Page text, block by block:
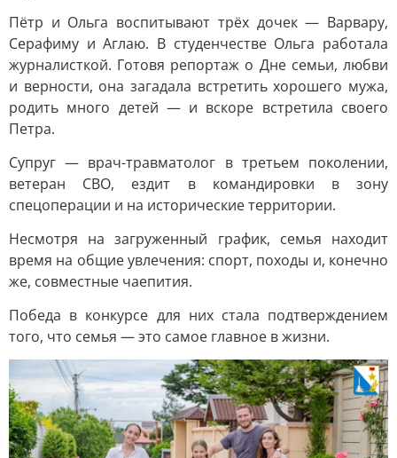
Пётр и Ольга воспитывают трёх дочек — Варвару,
Серафиму и Аглаю. В студенчестве Ольга работала
журналисткой. Готовя репортаж о Дне семьи, любви
и верности, она загадала встретить хорошего мужа,
родить много детей — и вскоре встретила своего
Петра.
Супруг — врач-травматолог в третьем поколении,
ветеран СВО, ездит в командировки в зону
спецоперации и на исторические территории.
Несмотря на загруженный график, семья находит
время на общие увлечения: спорт, походы и, конечно
же, совместные чаепития.
Победа в конкурсе для них стала подтверждением
того, что семья — это самое главное в жизни.